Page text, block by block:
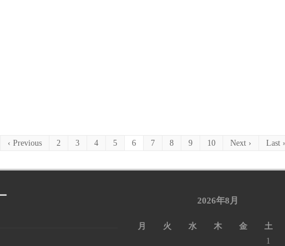
‹ Previous 2 3 4 5 6 7 8 9 10 Next › Last
2026年8月
月 火 水 木 金 土
1